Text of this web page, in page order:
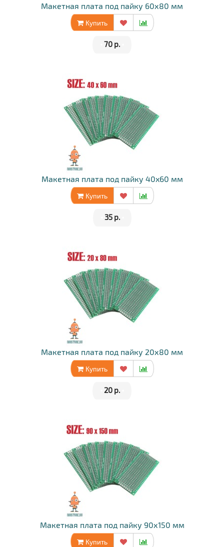
Макетная плата под пайку 60х80 мм
Купить
70 р.
Макетная плата под пайку 40x60 мм
Купить
35 р.
Макетная плата под пайку 20х80 мм
Купить
20 р.
Макетная плата под пайку 90х150 мм
Купить